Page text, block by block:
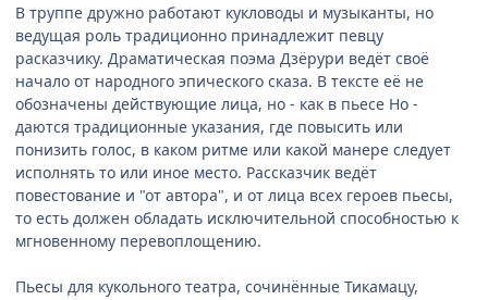
В труппе дружно работают кукловоды и музыканты, но
ведущая роль традиционно принадлежит певцу
расказчику. Драматическая поэма Дзёрури ведёт своё
начало от народного эпического сказа. В тексте её не
обозначены действующие лица, но - как в пьесе Но -
даются традиционные указания, где повысить или
понизить голос, в каком ритме или какой манере следует
исполнять то или иное место. Рассказчик ведёт
повестование и "от автора", и от лица всех героев пьесы,
то есть должен обладать исключительной способностью к
мгновенному перевоплощению.
Пьесы для кукольного театра, сочинённые Тикамацу,